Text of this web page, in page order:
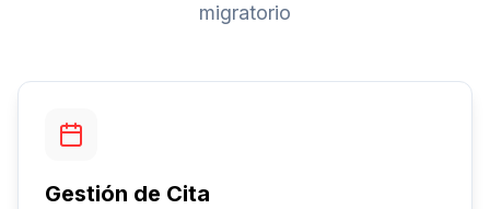
migratorio
Gestión de Cita